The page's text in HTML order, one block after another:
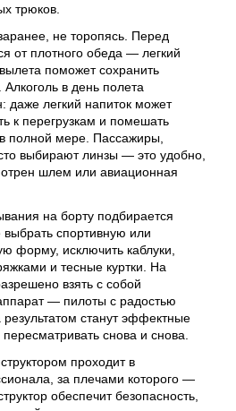
трюков.
не торопясь. Перед
от плотного обеда — легкий
поможет сохранить
в день полета
даже легкий напиток может
к перегрузкам и помешать
полной мере. Пассажиры,
выбирают линзы — это удобно,
шлем или авиационная
на борту подбирается
спортивную или
форму, исключить каблуки,
и тесные куртки. На
взять с собой
— пилоты с радостью
станут эффектные
снова и снова.
проходит в
за плечами которого —
обеспечит безопасность,